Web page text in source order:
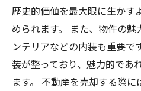
歴史的価値を最大限に生かす
められます。 また、物件の
ンテリアなどの内装も重要で
装が整っており、魅力的であ
ます。 不動産を売却する際